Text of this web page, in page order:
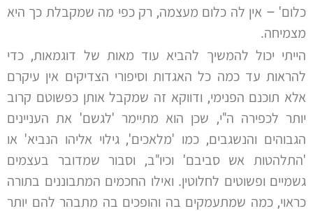
כלום' – אין לה כלום מעצמה, רק כפי מה שמקבלת כך היא
מצמיחה.
הייתי יכול להמשיך להביא עוד מאות של דוגמאות, כדי
להראות עד כמה כל האגדות וסיפורי הצדיקים אין עיקרם
אלא תוכנם הפנימי, ודווקא זה שמקבל אותן כפשוטם קרוב
יותר לכפירה ה"י, שכן הוא מתיימר 'לגשם' את העניינים
הגבוהים והנשגבים, כמו 'מלאכים', גילוי אליהו הנביא' או
'התלהטות אש סביבם' וכיו"ב, וסבור שמדובר בעצמים
גשמיים ופשוטים לחלוטין. ואילו החכמים המתבוננים בתורה
כראוי, כמה שמתעמקים בה והופכים בה מתבהר להם יותר